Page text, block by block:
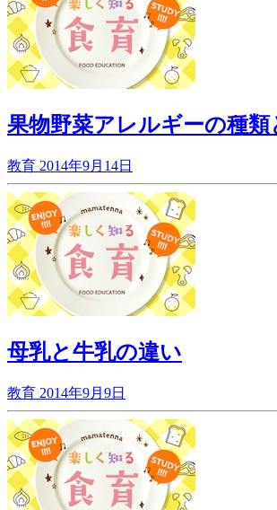
果物野菜アレルギーの種
教育 2014年9月14日
母乳と牛乳の違い
教育 2014年9月9日